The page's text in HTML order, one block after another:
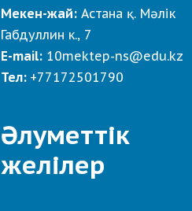
Мекен-жай: Астана қ. Мәлік
Габдуллин к., 7
E-mail: 10mektep-ns@edu.kz
Тел: +77172501790
Әлуметтік
желілер